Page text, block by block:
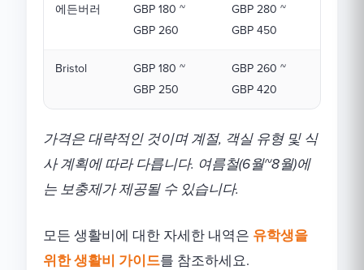
에든버러
GBP 180 ~
GBP 260
GBP 280 ~
GBP 450
Bristol
GBP 180 ~
GBP 250
GBP 260 ~
GBP 420
가격은 대략적인 것이며 계절, 객실 유형 및 식
사 계획에 따라 다릅니다. 여름철(6월~8월)에
는 보충제가 제공될 수 있습니다.
모든 생활비에 대한 자세한 내역은 유학생을
위한 생활비 가이드를 참조하세요.